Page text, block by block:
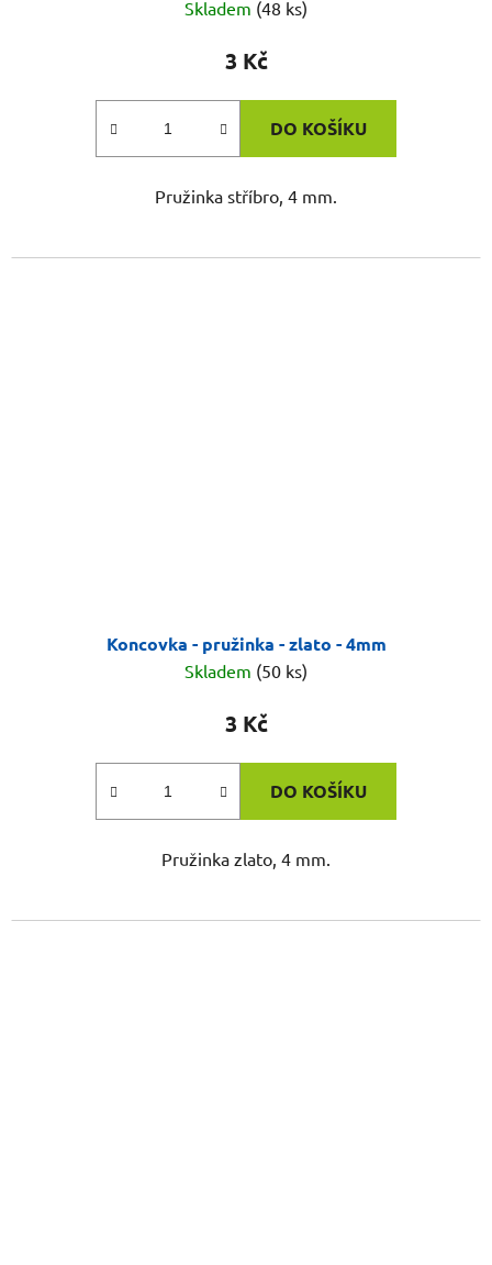
Skladem (48 ks)
3 Kč
DO KOŠÍKU
Pružinka stříbro, 4 mm.
Koncovka - pružinka - zlato - 4mm
Skladem (50 ks)
3 Kč
DO KOŠÍKU
Pružinka zlato, 4 mm.